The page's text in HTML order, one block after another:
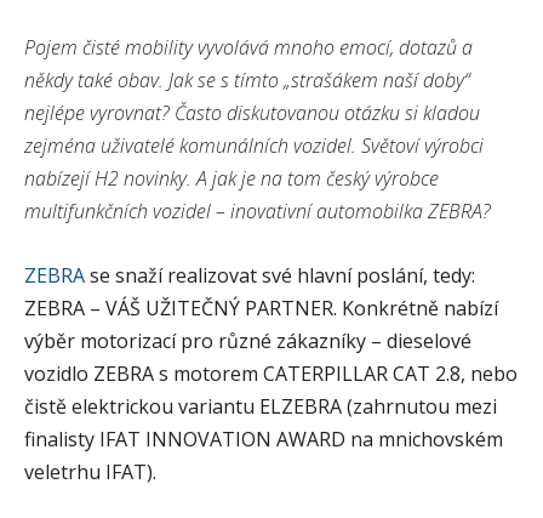
Pojem čisté mobility vyvolává mnoho emocí, dotazů a
někdy také obav. Jak se s tímto „strašákem naší doby“
nejlépe vyrovnat? Často diskutovanou otázku si kladou
zejména uživatelé komunálních vozidel. Světoví výrobci
nabízejí H2 novinky. A jak je na tom český výrobce
multifunkčních vozidel – inovativní automobilka ZEBRA?
ZEBRAse snaží realizovat své hlavní poslání, tedy:
ZEBRA – VÁŠ UŽITEČNÝ PARTNER. Konkrétně nabízí
výběr motorizací pro různé zákazníky – dieselové
vozidlo ZEBRA s motorem CATERPILLAR CAT 2.8, nebo
čistě elektrickou variantu ELZEBRA (zahrnutou mezi
finalisty IFAT INNOVATION AWARD na mnichovském
veletrhu IFAT).